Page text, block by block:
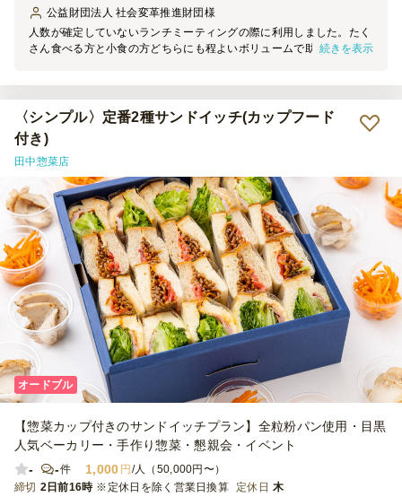
公益財団法人 社会変革推進財団 様
人数が確定していないランチミーティングの際に利用しました。たく
さん食べる方と小食の方どちらにも程よいボリュームで助かりまし
体的に満足度が高かったです。
続きを表示
〈シンプル〉定番2種サンドイッチ(カップフード
付き)
田中惣菜店
オードブル
【惣菜カップ付きのサンドイッチプラン】全粒粉パン使用・目黒
人気ベーカリー・手作り惣菜・懇親会・イベント
-
-件 1,000 円 /人（50,000円〜）
締切 2日前16時 ※定休日を除く営業日換算 定休日 木